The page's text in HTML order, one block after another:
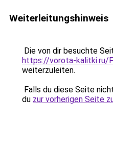
Weiterleitungshinweis
Die von dir besuchte
https://vorota-kalitki.ru/
weiterzuleiten.
Falls du diese Seite
du zur vorherigen Seite